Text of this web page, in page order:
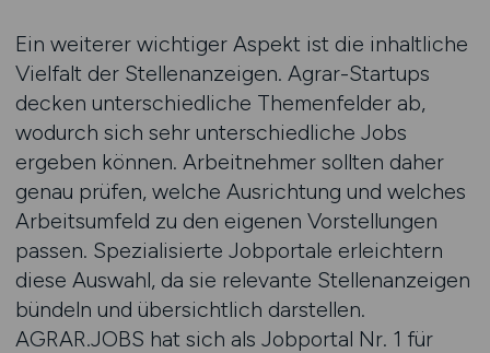
Ein weiterer wichtiger Aspekt ist die inhaltliche
Vielfalt der Stellenanzeigen. Agrar-Startups
decken unterschiedliche Themenfelder ab,
wodurch sich sehr unterschiedliche Jobs
ergeben können. Arbeitnehmer sollten daher
genau prüfen, welche Ausrichtung und welches
Arbeitsumfeld zu den eigenen Vorstellungen
passen. Spezialisierte Jobportale erleichtern
diese Auswahl, da sie relevante Stellenanzeigen
bündeln und übersichtlich darstellen.
AGRAR.JOBS hat sich als Jobportal Nr. 1 für